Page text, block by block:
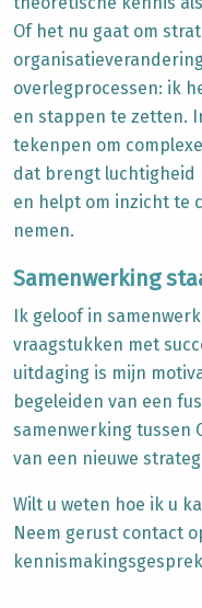
Of het nu gaat om
overlegprocessen: ik
en stappen te zetten.
tekenpen om
dat brengt luchtigheid
en helpt om inzicht te
nemen.
Samenwerking
Ik geloof in
vraagstukken met
uitdaging is mijn
begeleiden van een
samenwerking tussen
van een nieuwe
Wilt u weten hoe ik u
Neem gerust contact